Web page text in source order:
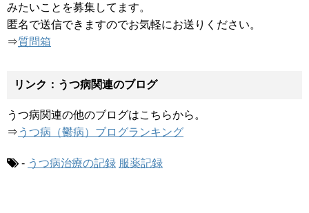
みたいことを募集してます。
匿名で送信できますのでお気軽にお送りください。
⇒質問箱
リンク：うつ病関連のブログ
うつ病関連の他のブログはこちらから。
⇒ うつ病（鬱病）ブログランキング
- うつ病治療の記録 服薬記録